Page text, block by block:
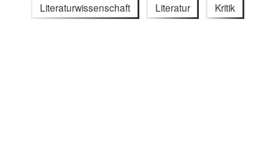
Literaturwissenschaft Literatur Kritik